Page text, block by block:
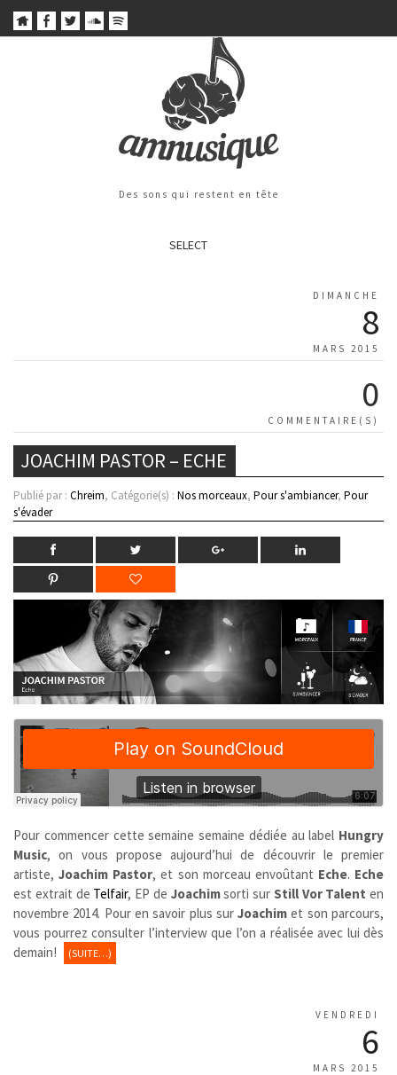
Des sons qui restent en tête
SELECT
DIMANCHE
8
MARS 2015
0
COMMENTAIRE(S)
JOACHIM PASTOR – ECHE
Publié par : Chreim, Catégorie(s) : Nos morceaux, Pour s'ambiancer, Pour
s'évader
Pour commencer cette semaine semaine dédiée au label Hungry
Music, on vous propose aujourd’hui de découvrir le premier
artiste,Joachim Pastor, et son morceau envoûtant Eche. Eche
est extrait de Telfair, EP de Joachimsorti sur Still Vor Talent en
novembre 2014. Pour en savoir plus surJoachim et son parcours,
vous pourrez consulter l’interview que l’on a réalisée avec lui dès
demain!
(SUITE…)
VENDREDI
6
MARS 2015